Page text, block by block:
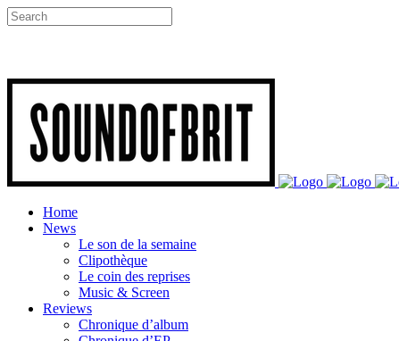
Home
News
Le son de la semaine
Clipothèque
Le coin des reprises
Music & Screen
Reviews
Chronique d’album